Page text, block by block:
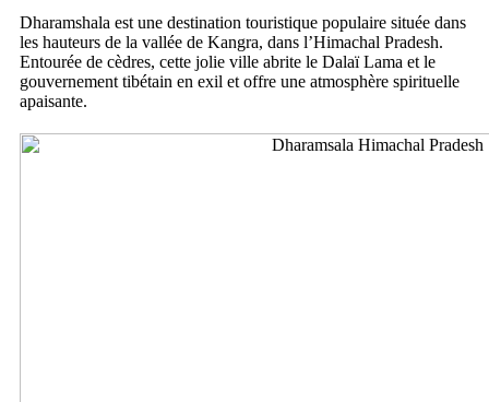
Dharamshala est une destination touristique populaire située dans
les hauteurs de la vallée de Kangra, dans l’Himachal Pradesh.
Entourée de cèdres, cette jolie ville abrite le Dalaï Lama et le
gouvernement tibétain en exil et offre une atmosphère spirituelle
apaisante.